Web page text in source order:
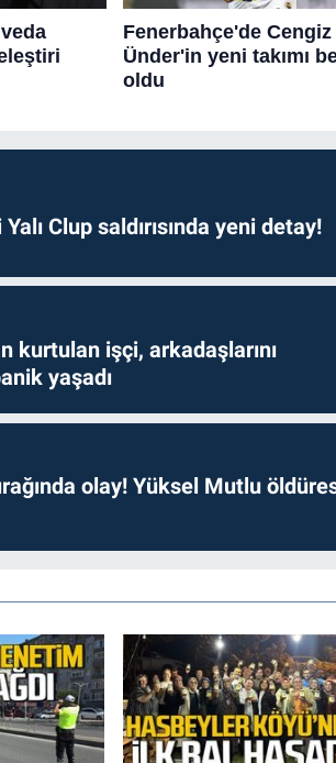
Clup saldırısında yeni detay!
kurtulan işçi, arkadaşlarını
yaşadı
olay! Yüksel Mutlu